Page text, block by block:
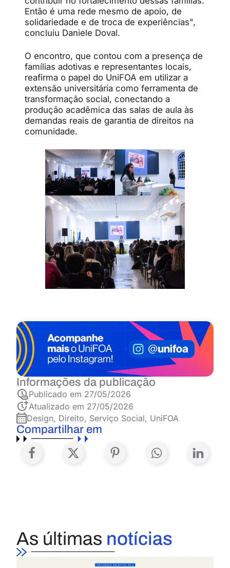
Então é uma rede mesmo de apoio, de
solidariedade e de troca de experiências",
concluiu Daniele Doval.
O encontro, que contou com a presença de
famílias adotivas e representantes locais,
reafirma o papel do UniFOA em utilizar a
extensão universitária como ferramenta de
transformação social, conectando a
produção acadêmica das salas de aula às
demandas reais de garantia de direitos na
comunidade.
Informações da publicação
Publicado em 27/05/2026
Atualizado em 27/05/2026
Design, Direito, Serviço Social, UniFOA
Compartilhar em
As últimas notícias